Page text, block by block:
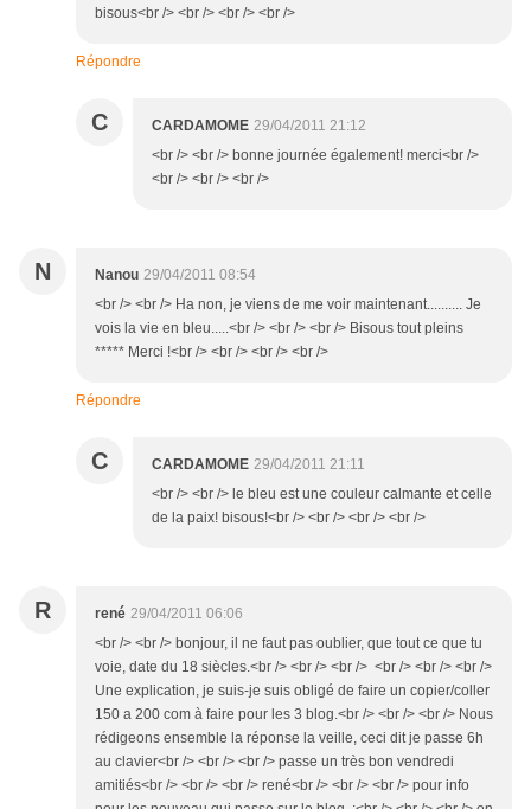
bisous<br /> <br /> <br /> <br />
Répondre
C CARDAMOME 29/04/2011 21:12
<br /> <br /> bonne journée également! merci<br />
<br /> <br /> <br />
N Nanou 29/04/2011 08:54
<br /> <br /> Ha non, je viens de me voir maintenant.......... Je
vois la vie en bleu.....<br /> <br /> <br /> Bisous tout pleins
***** Merci !<br /> <br /> <br /> <br />
Répondre
C CARDAMOME 29/04/2011 21:11
<br /> <br /> le bleu est une couleur calmante et celle
de la paix! bisous!<br /> <br /> <br /> <br />
R rené 29/04/2011 06:06
<br /> <br /> bonjour, il ne faut pas oublier, que tout ce que tu
voie, date du 18 siècles.<br /> <br /> <br /> <br /> <br /> <br />
Une explication, je suis-je suis obligé de faire un copier/coller
150 a 200 com à faire pour les 3 blog.<br /> <br /> <br /> Nous
rédigeons ensemble la réponse la veille, ceci dit je passe 6h
au clavier<br /> <br /> <br /> passe un très bon vendredi
amitiés<br /> <br /> <br /> rené<br /> <br /> <br /> pour info